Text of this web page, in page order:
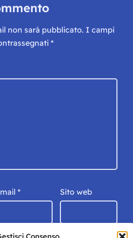
non sarà pubblicato. I campi
*
* Sito web